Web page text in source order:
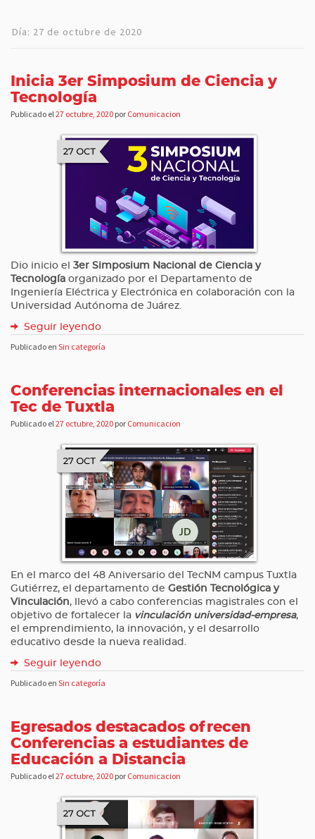
Día: 27 de octubre de 2020
Inicia 3er Simposium de Ciencia y
Tecnología
Publicado el27 octubre, 2020 por Comunicacion
Dio inicio el 3er Simposium Nacional de Ciencia y
Tecnología organizado por el Departamento de
Ingeniería Eléctrica y Electrónica en colaboración con la
Universidad Autónoma de Juárez.
Seguir leyendo
Publicado en Sin categoría
Conferencias internacionales en el
Tec de Tuxtla
Publicado el27 octubre, 2020 por Comunicacion
En el marco del 48 Aniversario del TecNM campus Tuxtla
Gutiérrez, el departamento de Gestión Tecnológica y
Vinculación, llevó a cabo conferencias magistrales con el
objetivo de fortalecer la vinculación universidad-empresa,
el emprendimiento, la innovación, y el desarrollo
educativo desde la nueva realidad.
Seguir leyendo
Publicado en Sin categoría
Egresados destacados ofrecen
Conferencias a estudiantes de
Educación a Distancia
Publicado el27 octubre, 2020 por Comunicacion